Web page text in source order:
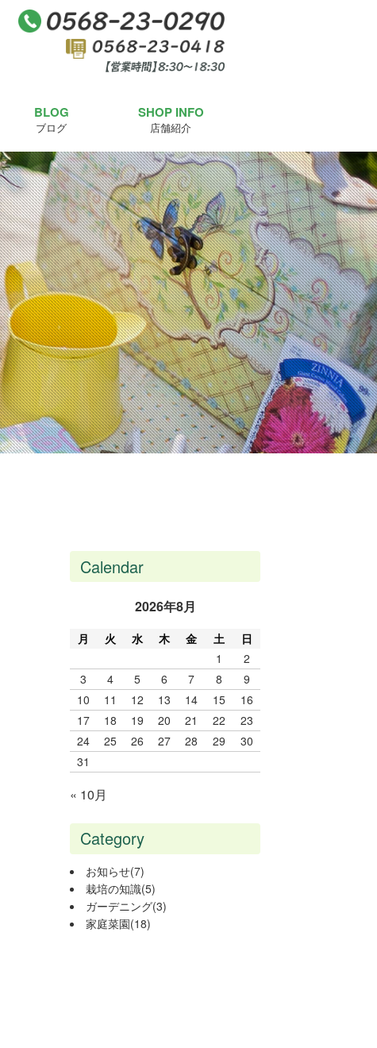
BLOG
ブログ
SHOP INFO
店舗紹介
Calendar
2026年8月
月 火 水 木 金 土
日
1
2
3
4 5 6 7 8
9
10
11 12 13 14 15
16
17
18 19 20 21 22
23
24
25 26 27 28 29
30
31
« 10月
Category
お知らせ(7)
栽培の知識(5)
ガーデニング(3)
家庭菜園(18)